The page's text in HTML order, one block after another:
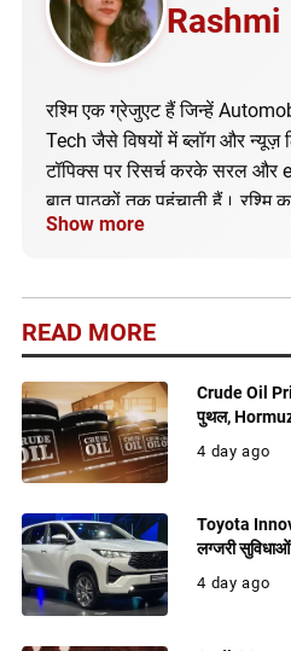
Rashmi
रश्मि एक ग्रेजुएट हैं जिन्हें
Tech जैसे विषयों में ब्लॉग और
टॉपिक्स पर रिसर्च करके सरल और
बात पाठकों तक पहुंचाती हैं। रश्मि
सही और अपडेटेड जानकारी मिले।
Show more
READ MORE
Crude Oil
पुथल,
बढ़ी हलचल
4 day ago
Toyota
लग्जरी
4 day ago